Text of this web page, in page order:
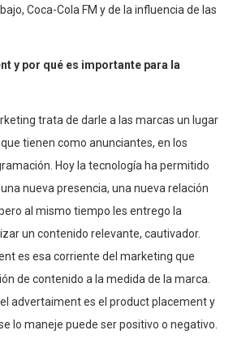
Coca-Cola FM y de la influencia de las
y por qué es importante para la
trata de darle a las marcas un lugar
tienen como anunciantes, en los
Hoy la tecnología ha permitido
nueva presencia, una nueva relación
al mismo tiempo les entrego la
un contenido relevante, cautivador.
es esa corriente del marketing que
de contenido a la medida de la marca.
advertaiment es el product placement y
lo maneje puede ser positivo o negativo.